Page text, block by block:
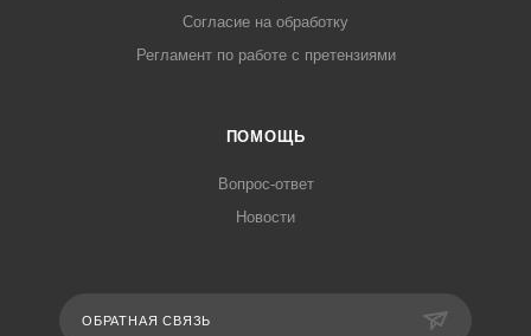
Согласие на обработку
Регламент по работе с претензиями
ПОМОЩЬ
Вопрос-ответ
Новости
ОБРАТНАЯ СВЯЗЬ